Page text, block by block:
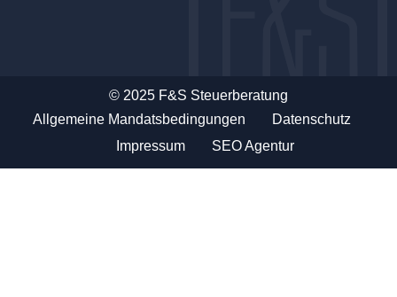
© 2025 F&S Steuerberatung
Allgemeine Mandatsbedingungen
Datenschutz
Impressum
SEO Agentur